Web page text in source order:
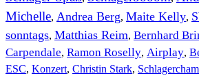
Michelle, Andrea Berg, Maite Kelly,
sonntags, Matthias Reim, Bernhard
Carpendale, Ramon Roselly, Airplay,
ESC, Konzert, Christin Stark,